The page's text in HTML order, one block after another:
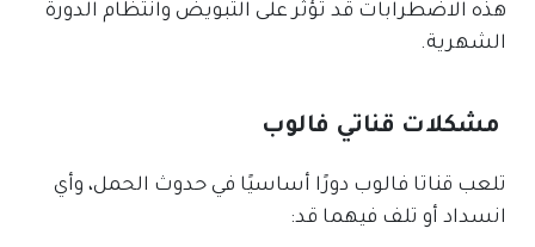
هذه الاضطرابات قد تؤثر على التبويض وانتظام الدورة
الشهرية.
مشكلات قناتي فالوب
تلعب قناتا فالوب دورًا أساسيًا في حدوث الحمل، وأي
انسداد أو تلف فيهما قد: